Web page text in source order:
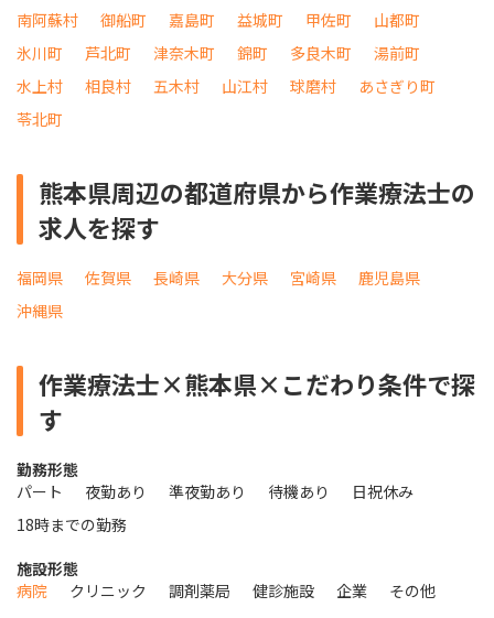
南阿蘇村
御船町 嘉島町 益城町 甲佐町
山都町
氷川町
芦北町 津奈木町 錦町 多良木町
湯前町
水上村
相良村 五木村 山江村 球磨村
あさぎり町
苓北町
熊本県周辺の都道府県から作業療法士の
求人を探す
福岡県 佐賀県 長崎県 大分県 宮崎県
鹿児島県
沖縄県
作業療法士×熊本県×こだわり条件で探
す
勤務形態
パート
夜勤あり 準夜勤あり 待機あり
日祝休み
18時までの勤務
施設形態
病院
クリニック 調剤薬局 健診施設 企業 その他